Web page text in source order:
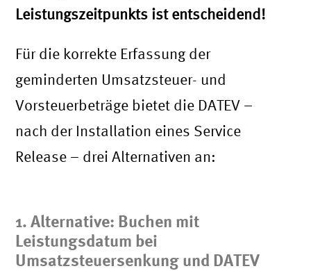
Leistungszeitpunkts ist entscheidend!
Für die korrekte Erfassung der
geminderten Umsatzsteuer- und
Vorsteuerbeträge bietet die DATEV –
nach der Installation eines Service
Release – drei Alternativen an:
1. Alternative: Buchen mit
Leistungsdatum bei
Umsatzsteuersenkung und DATEV